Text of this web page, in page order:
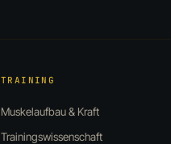
TRAINING
Muskelaufbau & Kraft
Trainingswissenschaft